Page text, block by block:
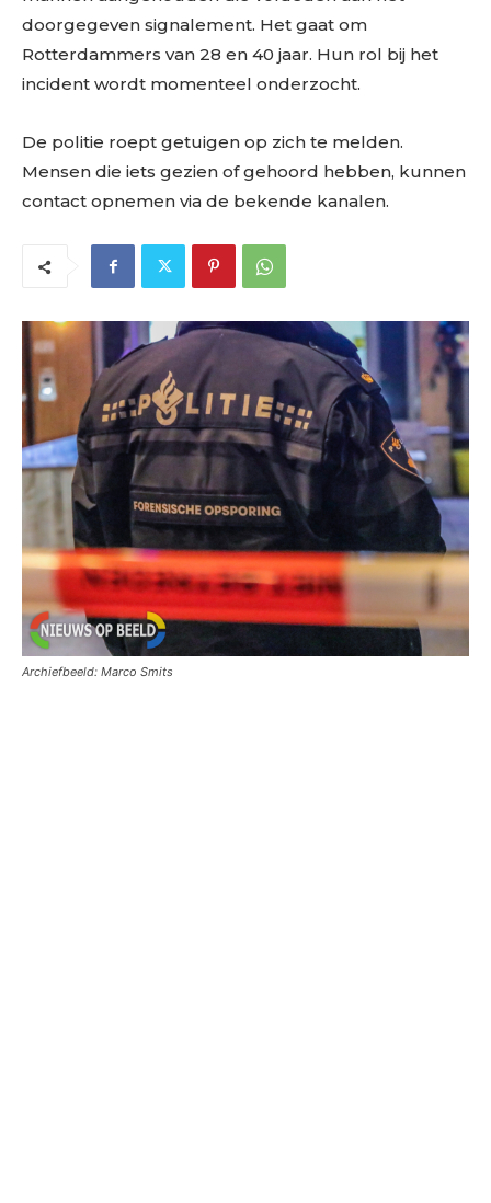
doorgegeven signalement. Het gaat om
Rotterdammers van 28 en 40 jaar. Hun rol bij het
incident wordt momenteel onderzocht.
De politie roept getuigen op zich te melden.
Mensen die iets gezien of gehoord hebben, kunnen
contact opnemen via de bekende kanalen.
Archiefbeeld: Marco Smits